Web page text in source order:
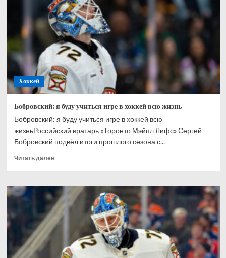
Ахтямове:
рад,
что
могу
способствовать
его
развитию
Хоккей
Бобровский: я буду учиться игре в хоккей всю жизнь
Бобровский: я буду учиться игре в хоккей всю
жизньРоссийский вратарь «Торонто Мэйпл Лифс» Сергей
Бобровский подвёл итоги прошлого сезона с...
Читать далееПрочитать
Бобровский:
буду
учиться
игре
хоккей
всю